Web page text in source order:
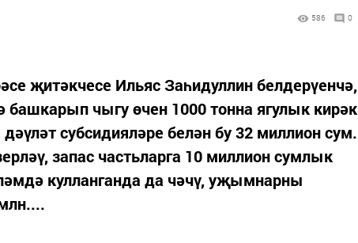
586 0
җитәкчесе Ильяс Заһидуллин белдерүенчә,
чыгу өчен 1000 тонна ягулык кирәк
субсидияләре белән бу 32 миллион сум.
запас частьларга 10 миллион сумлык
кулланганда да чәчү, уҗымнарны